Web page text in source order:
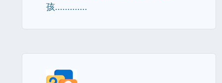
孩.............